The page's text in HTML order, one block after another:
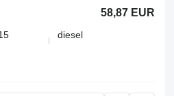
58,87 EUR
diesel